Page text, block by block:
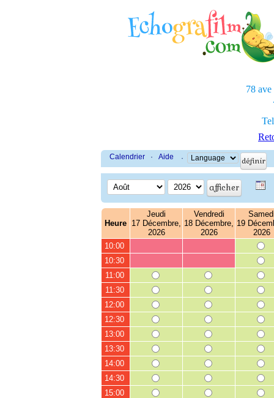
78 ave
Calendrier · Aide ·
Heure
Jeudi
17 Décembre,
2026
Vendredi
18 Décembre,
2026
19
2026
10:00
10:30
11:00
11:30
12:00
12:30
13:00
13:30
14:00
14:30
15:00